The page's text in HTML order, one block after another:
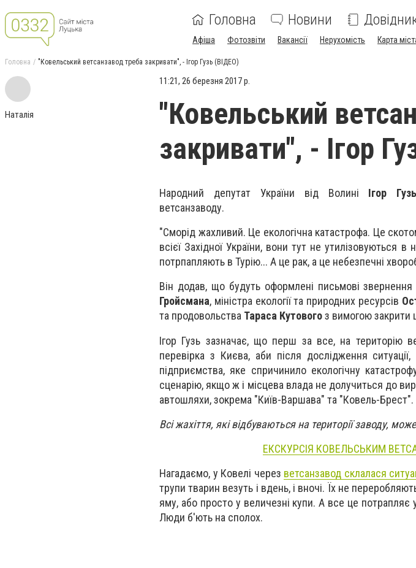
Головна Новини
Афіша Фотозвіти Вакансії Нерухомість Карта
Головна "Ковельський ветсанзавод треба закривати", - Ігор Гузь (ВІДЕО)
Наталія
11:21, 26 березня 2017 р.
"Ковельський
закривати", - Ігор
Народний депутат України від Волині Ігор Гузь
ветсанзаводу.
"Сморід жахливий. Це екологічна катастрофа. Це
всієї Західної України, вони тут не утилізовуються
потрпапляють в Турію... А це рак, а це небезпечні
Він додав, що будуть оформлені письмові звернення
Гройсмана, міністра екології та природних ресурсів
та продовольства Тараса Кутовогоз вимогою закрити
Ігор Гузь зазначає, що перш за все, на територію
перевірка з Києва, аби після дослідження
підприємства, яке спричинило екологічну
сценарію, якщо ж і місцева влада не долучиться до
автошляхи, зокрема "Київ-Варшава" та "Ковель-Брест".
Всі жахіття, які відбуваються на території заводу,
ЕКСКУРСІЯ КОВЕЛЬСЬКИМ
Нагадаємо, у Ковелі через ветсанзавод склалася
трупи тварин везуть і вдень, і вночі. Їх не
яму, або просто у величезні купи. А все це потрапляє
Люди б'ють на сполох.